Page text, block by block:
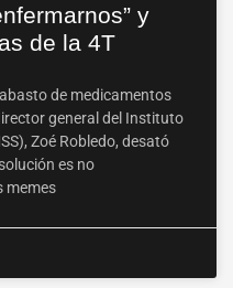
y
de la 4T
de medicamentos
general del Instituto
Zoé Robledo, desató
es no
memes